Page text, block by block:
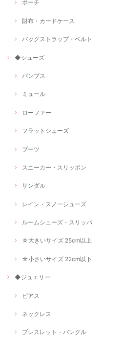
ポーチ
財布・カードケース
バッグストラップ・ベルト
◆シューズ
パンプス
ミュール
ローファー
フラットシューズ
ブーツ
スニーカー・スリッポン
サンダル
レイン・スノーシューズ
ルームシューズ・スリッパ
☆大きいサイズ 25cm以上
☆小さいサイズ 22cm以下
◆ジュエリー
ピアス
ネックレス
ブレスレット・バングル